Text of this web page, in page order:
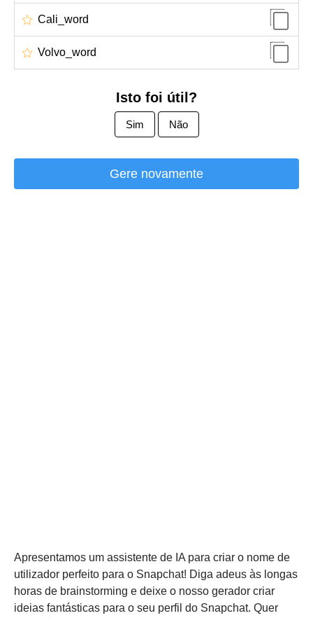
Cali_word
Volvo_word
Isto foi útil?
Sim Não
Gere novamente
Apresentamos um assistente de IA para criar o nome de
utilizador perfeito para o Snapchat! Diga adeus às longas
horas de brainstorming e deixe o nosso gerador criar
ideias fantásticas para o seu perfil do Snapchat. Quer